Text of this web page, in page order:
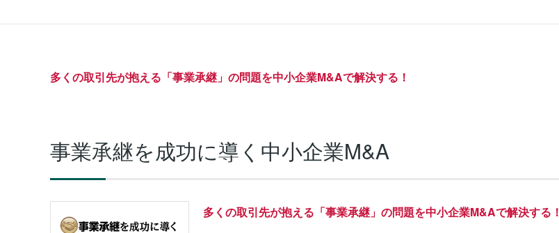
多くの取引先が抱える「事業承継」の問題を中小企業M&Aで解決する！
事業承継を成功に導く中小企業M&A
多くの取引先が抱える「事業承継」の問題を中小企業M&Aで解決する！